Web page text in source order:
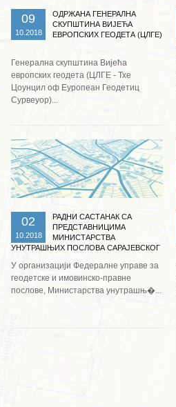
09
10.2018
ОДРЖАНА ГЕНЕРАЛНА
СКУПШТИНА ВИЈЕЋА
ЕВРОПСКИХ ГЕОДЕТА (ЦЛГЕ)
Генерална скупштина Вијећа
европских геодета (ЦЛГЕ - Тхе
Цоунцил оф Еуропеан Геодетиц
Сурвеyор)...
02
10.2018
РАДНИ САСТАНАК СА
ПРЕДСТАВНИЦИМА
МИНИСТАРСТВА
УНУТРАШЊИХ ПОСЛОВА САРАЈЕВСКОГ
У организацији Федералне управе за
геодетске и имовинско-правне
послове, Министарства унутрашњ�...